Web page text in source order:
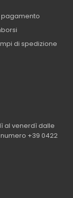
pagamento
di spedizione
al venerdì dalle
+39 0422